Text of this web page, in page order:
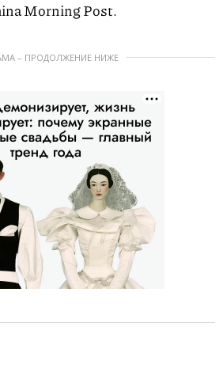
Morning Post.
– ПРОДОЛЖЕНИЕ НИЖЕ